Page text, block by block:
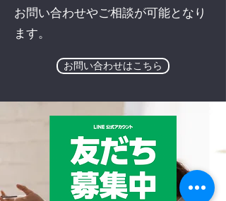
お問い合わせやご相談が可能となり
ます。
お問い合わせはこちら